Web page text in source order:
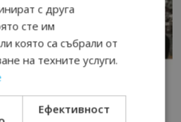
с друга
сте им
която са събрали от
на техните услуги.
Ефективност